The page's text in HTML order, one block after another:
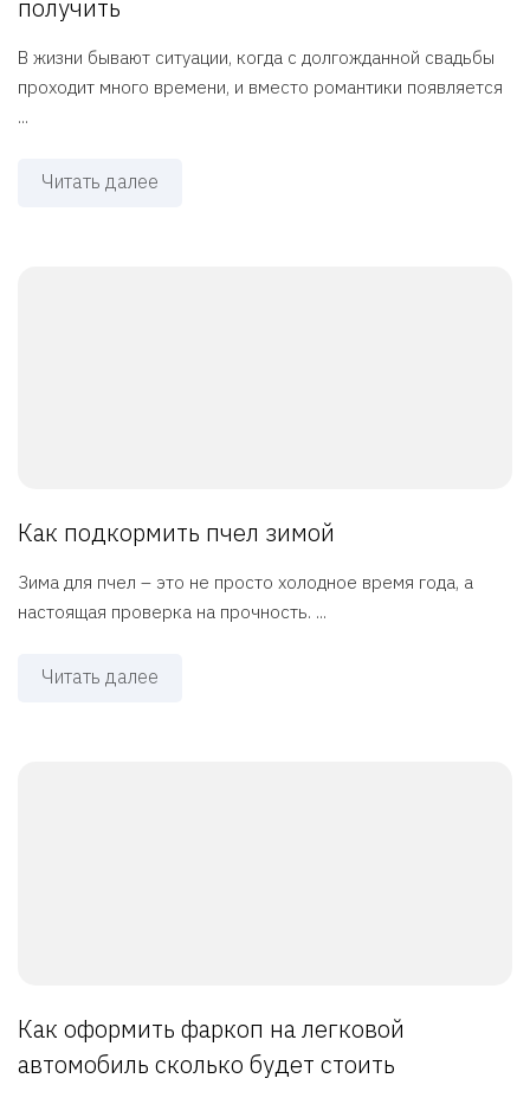
получить
В жизни бывают ситуации, когда с долгожданной свадьбы
проходит много времени, и вместо романтики появляется
...
Читать далее
Как подкормить пчел зимой
Зима для пчел – это не просто холодное время года, а
настоящая проверка на прочность. ...
Читать далее
Как оформить фаркоп на легковой
автомобиль сколько будет стоить